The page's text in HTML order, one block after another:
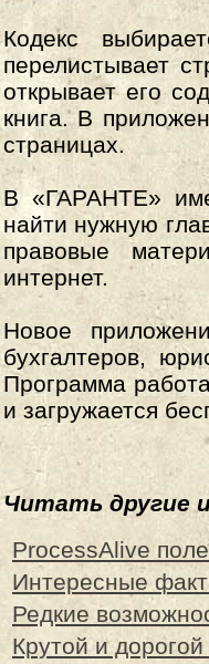
Кодекс
перелистывает
открывает его
книга. В
страницах.
В «ГАРАНТЕ»
найти нужную
правовые
интернет.
Новое
бухгалтеров,
Программа
и загружается
Читать другие
ProcessAlive
Интересные
Редкие
Крутой и